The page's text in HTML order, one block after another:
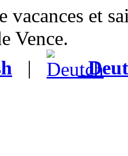
vacances et
Vence.
|